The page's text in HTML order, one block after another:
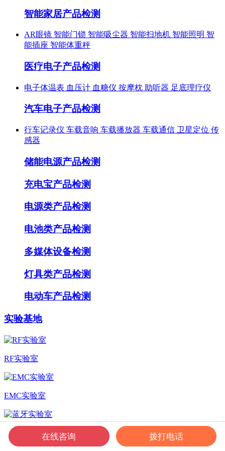
智能家居产品检测
AR眼镜 智能门锁 智能吸尘器 智能扫地机 智能照明 智
能插座 智能体重秤
医疗电子产品检测
电子体温表 血压计 血糖仪 按摩枕 助听器 足底理疗仪
汽车电子产品检测
行车记录仪 车载音响 车载播放器 车载通信 卫星定位 传
感器
储能电源产品检测
充电宝产品检测
电源类产品检测
电池类产品检测
多媒体设备检测
灯具类产品检测
电动车产品检测
实验基地
RF实验室
EMC实验室
蓝牙实验室在线咨询 拨打电话